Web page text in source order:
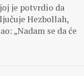
je potvrdio da
Hezbollah,
„Nadam se da će